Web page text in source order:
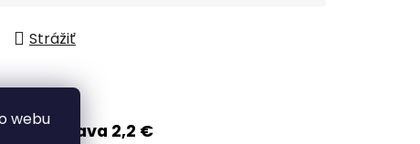
webu
Strážiť
Zľava 2,2 €